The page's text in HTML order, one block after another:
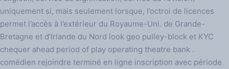
uniquement si, mais seulement lorsque, l’octroi de licences
permet l’accès à l’extérieur du Royaume-Uni. de Grande-
Bretagne et d’Irlande du Nord look geo pulley-block et KYC
chequer ahead period of play operating theatre bank .
comédien rejoindre terminé en ligne inscription avec période